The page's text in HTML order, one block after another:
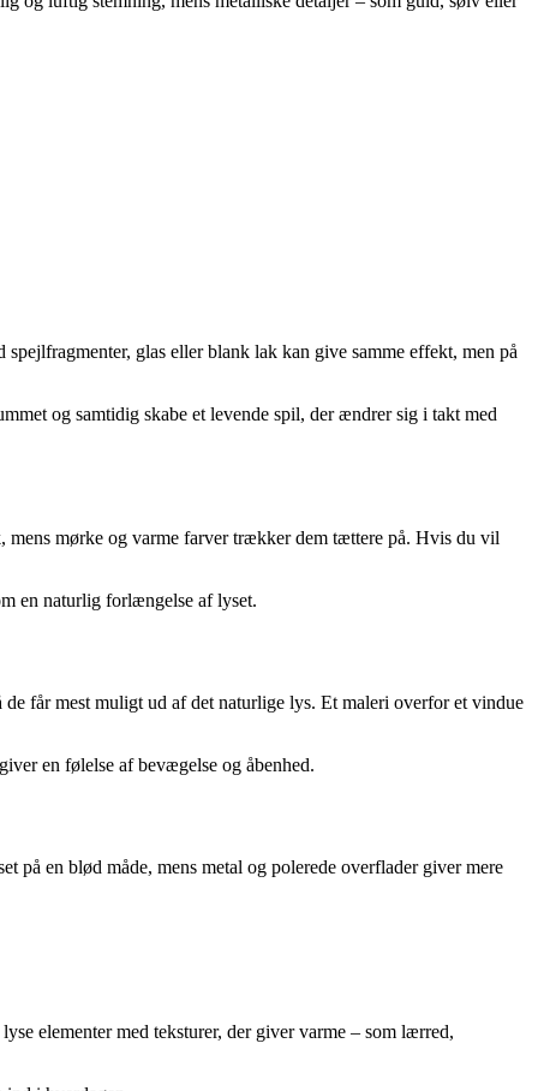
glas eller blank lak kan give samme effekt, men på
og samtidig skabe et levende spil, der ændrer sig i takt med
mørke og varme farver trækker dem tættere på. Hvis du vil
en naturlig forlængelse af lyset.
får mest muligt ud af det naturlige lys. Et maleri overfor et vindue
en følelse af bevægelse og åbenhed.
en blød måde, mens metal og polerede overflader giver mere
elementer med teksturer, der giver varme – som lærred,